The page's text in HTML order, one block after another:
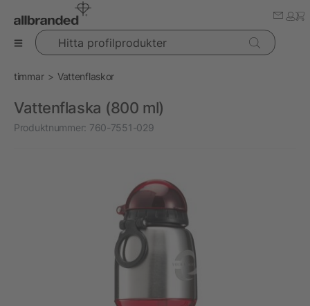
Hitta profilprodukter
timmar Vattenflaskor
Vattenflaska (800 ml)
Produktnummer: 760-7551-029